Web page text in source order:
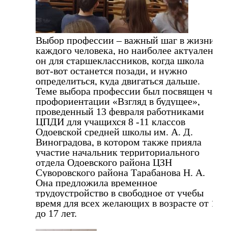
Выбор профессии – важный шаг в жизни
каждого человека, но наиболее актуален
он для старшеклассников, когда школа
вот-вот останется позади, и нужно
определиться, куда двигаться дальше.
Теме выбора профессии был посвящен час
профориентации «Взгляд в будущее»,
проведенный 13 февраля работниками
ЦПДИ для учащихся 8 -11 классов
Одоевской средней школы им. А. Д.
Виноградова, в котором также прияла
участие начальник территориального
отдела Одоевского района ЦЗН
Суворовского района Тарабанова Н. А.
Она предложила временное
трудоустройство в свободное от учебы
время для всех желающих в возрасте от 14
до 17 лет.